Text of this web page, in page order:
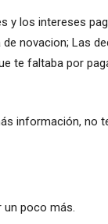
y los intereses
novacion; Las
te faltaba por
información, no
un poco más.